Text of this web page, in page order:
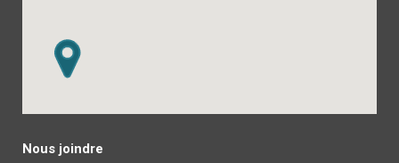
Nous joindre